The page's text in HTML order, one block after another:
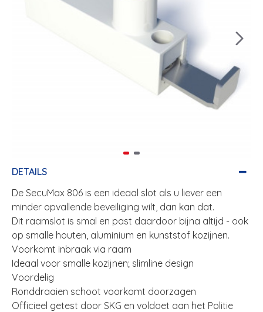
DETAILS
De SecuMax 806 is een ideaal slot als u liever een
minder opvallende beveiliging wilt, dan kan dat.
Dit raamslot is smal en past daardoor bijna altijd - ook
op smalle houten, aluminium en kunststof kozijnen.
Voorkomt inbraak via raam
Ideaal voor smalle kozijnen; slimline design
Voordelig
Ronddraaien schoot voorkomt doorzagen
Officieel getest door SKG en voldoet aan het Politie